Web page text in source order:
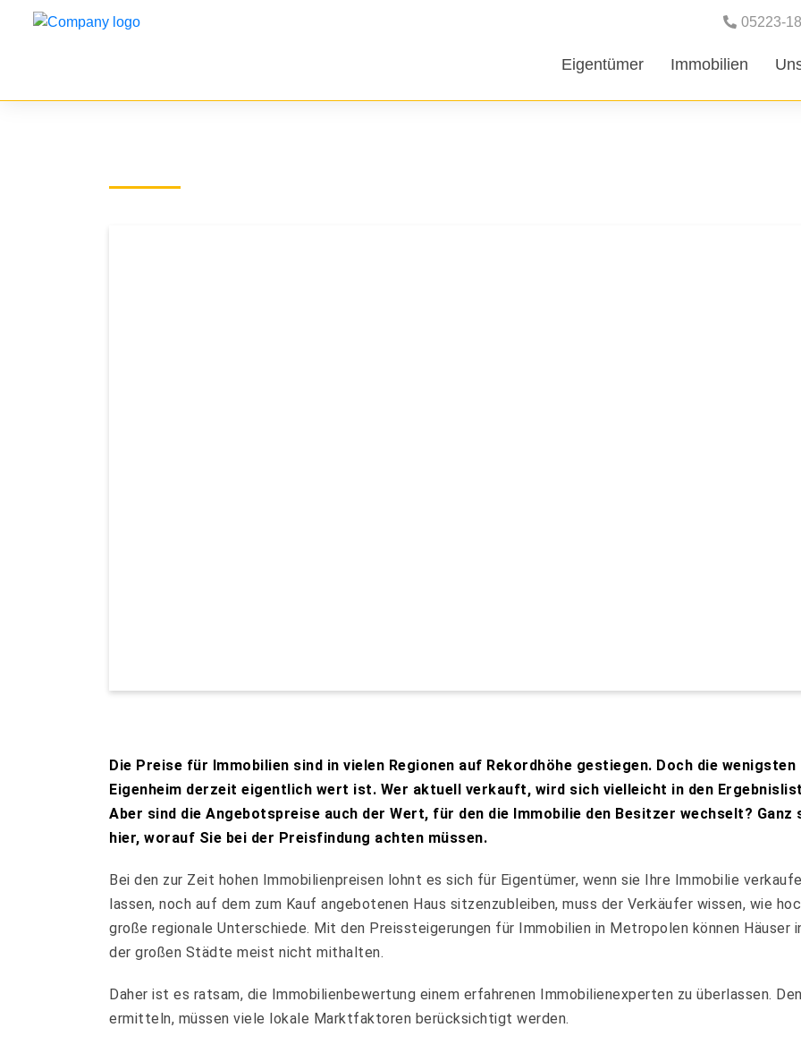
05223-
Eigentümer Immobilien
Die Preise für Immobilien sind in vielen Regionen auf Rekordhöhe gestiegen. Doch die
Eigenheim derzeit eigentlich wert ist. Wer aktuell verkauft, wird sich vielleicht in den
Aber sind die Angebotspreise auch der Wert, für den die Immobilie den Besitzer wechselt?
hier, worauf Sie bei der Preisfindung achten müssen.
Bei den zur Zeit hohen Immobilienpreisen lohnt es sich für Eigentümer, wenn sie Ihre Immobilie
lassen, noch auf dem zum Kauf angebotenen Haus sitzenzubleiben, muss der Verkäufer wissen, wie
große regionale Unterschiede. Mit den Preissteigerungen für Immobilien in Metropolen können Häuser
der großen Städte meist nicht mithalten.
Daher ist es ratsam, die Immobilienbewertung einem erfahrenen Immobilienexperten zu überlassen.
ermitteln, müssen viele lokale Marktfaktoren berücksichtigt werden.